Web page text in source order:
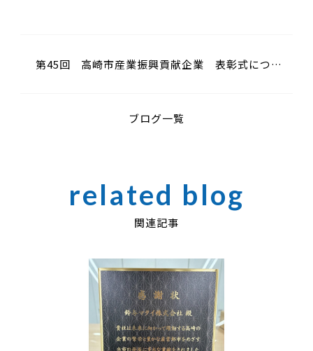
第45回 高崎市産業振興貢献企業 表彰式につい
ブログ一覧
関連記事